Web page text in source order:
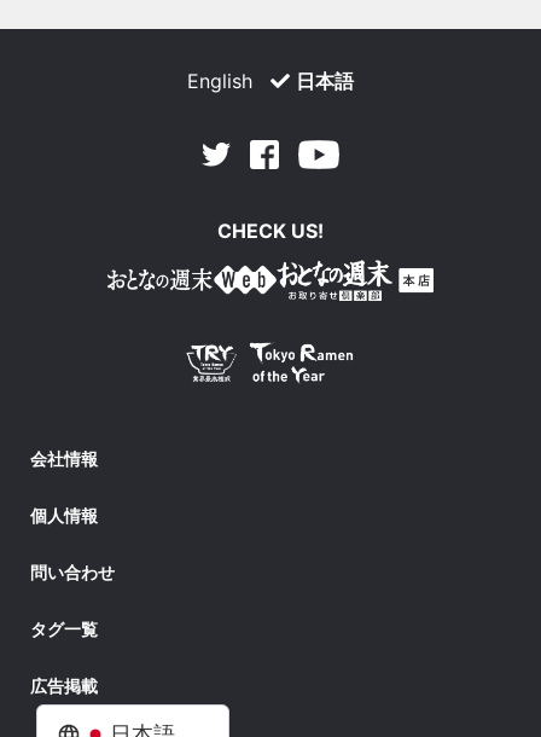
English 日本語
Twitter Facebook
CHECK US!
会社情報
個人情報
問い合わせ
タグ一覧
広告掲載